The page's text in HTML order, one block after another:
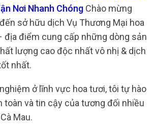
Nơi Nhanh Chóng Chào mừng
sở hữu dịch Vụ Thương Mại hoa
địa điểm cung cấp những dòng sản
lượng cao độc nhất vô nhị & dịch
nhất.
ở lĩnh vực hoa tươi, tôi tự hào
toàn và tin cậy của tương đối nhiều
Mau.